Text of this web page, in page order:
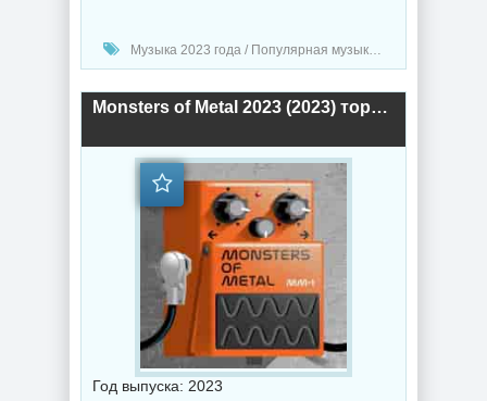
Музыка 2023 года / Популярная музыка / Метал музыка / Музыка VA
Monsters of Metal 2023 (2023) торрент
Год выпуска: 2023